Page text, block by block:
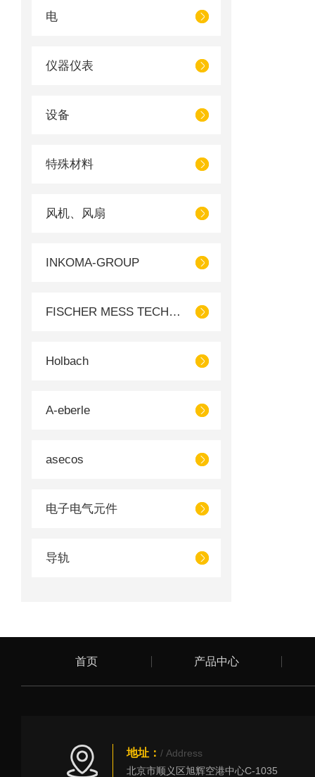
电
仪器仪表
设备
特殊材料
风机、风扇
INKOMA-GROUP
FISCHER MESS TECHNIK
Holbach
A-eberle
asecos
电子电气元件
导轨
首页 产品中心
地址： / Address
北京市顺义区旭辉空港中心C-1035